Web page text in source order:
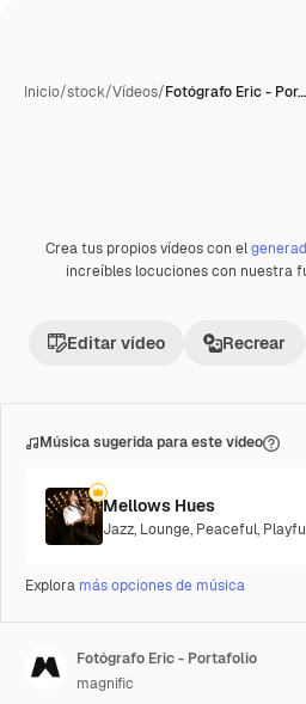
Inicio/stock/Vídeos/Fotógrafo Eric - Por…
Premium
Crea tus propios vídeos con el
increíbles locuciones con nuestra
Editar vídeo Recrear
Música sugerida para este vídeo
Mellows Hues
Jazz, Lounge, Peaceful,
Explora más opciones de música
Fotógrafo Eric - Portafolio
magnific